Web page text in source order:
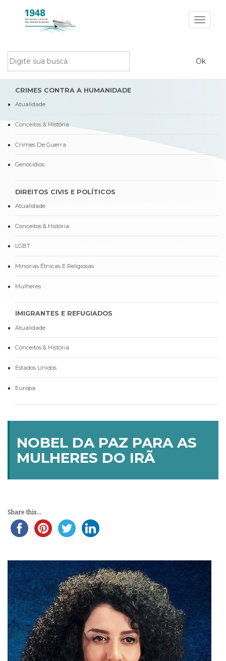
Toggle
CRIMES CONTRA A HUMANIDADE
Atualidade
Conceitos & História
Crimes De Guerra
Genocídios
DIREITOS CIVIS E POLÍTICOS
Atualidade
Conceitos & História
LGBT
Minorias Étnicas E Religiosas
Mulheres
IMIGRANTES E REFUGIADOS
Atualidade
Conceitos & História
Estados Unidos
Europa
NOBEL DA PAZ PARA AS
MULHERES DO IRÃ
Share this...